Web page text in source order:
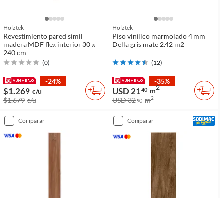
Holztek
Revestimiento pared símil
madera MDF flex interior 30 x
240 cm
(0)
-24%
$1.269 c/u
$1.679 c/u
Holztek
Piso vinílico marmolado 4 mm
Della gris mate 2.42 m2
(12)
-35%
USD 21 40 m2
USD 3290 m2
comparar comparar